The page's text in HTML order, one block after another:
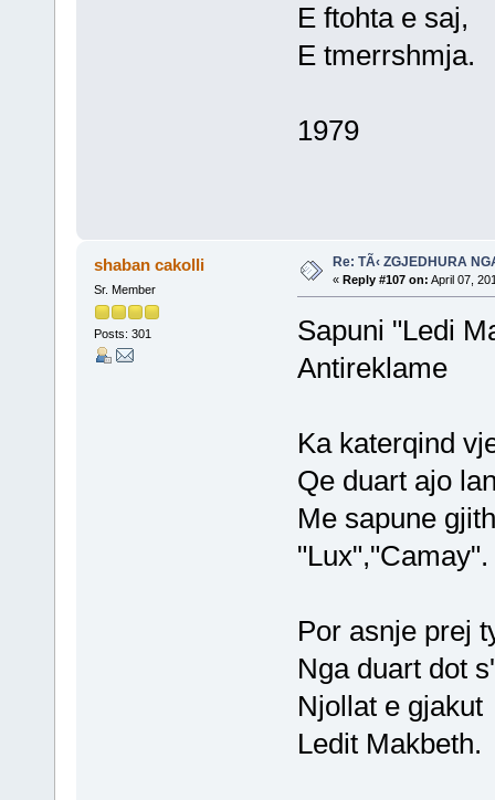
E ftohta e saj,
E tmerrshmja.
1979
shaban cakolli
Sr. Member
Posts: 301
Re: TÃ‹ ZGJEDHURA
« Reply #107 on: April 07,
Sapuni "Ledi
Antireklame
Ka katerqind
Qe duart ajo
Me sapune
"Lux","Camay".
Por asnje prej
Nga duart dot
Njollat e gjakut
Ledit Makbeth.